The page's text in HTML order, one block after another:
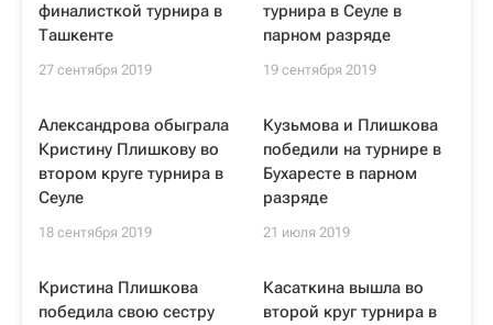
финалисткой турнира в
Ташкенте
27 сентября 2019
турнира в Сеуле в
парном разряде
19 сентября 2019
Александрова обыграла
Кристину Плишкову во
втором круге турнира в
Сеуле
18 сентября 2019
Кузьмова и Плишкова
победили на турнире в
Бухаресте в парном
разряде
21 июля 2019
Кристина Плишкова
победила свою сестру
Касаткина вышла во
второй круг турнира в